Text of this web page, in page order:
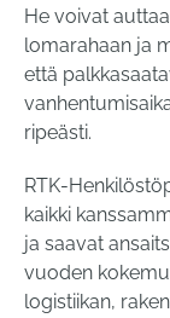
He voivat
lomarahaan ja
että
ripeästi.
RTK-
kaikki
ja saavat
vuoden
logistiikan,